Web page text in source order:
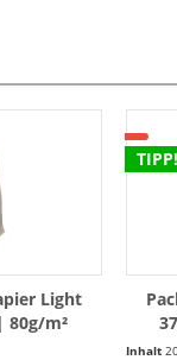
Light
80g/m²
TIPP!
Inhalt